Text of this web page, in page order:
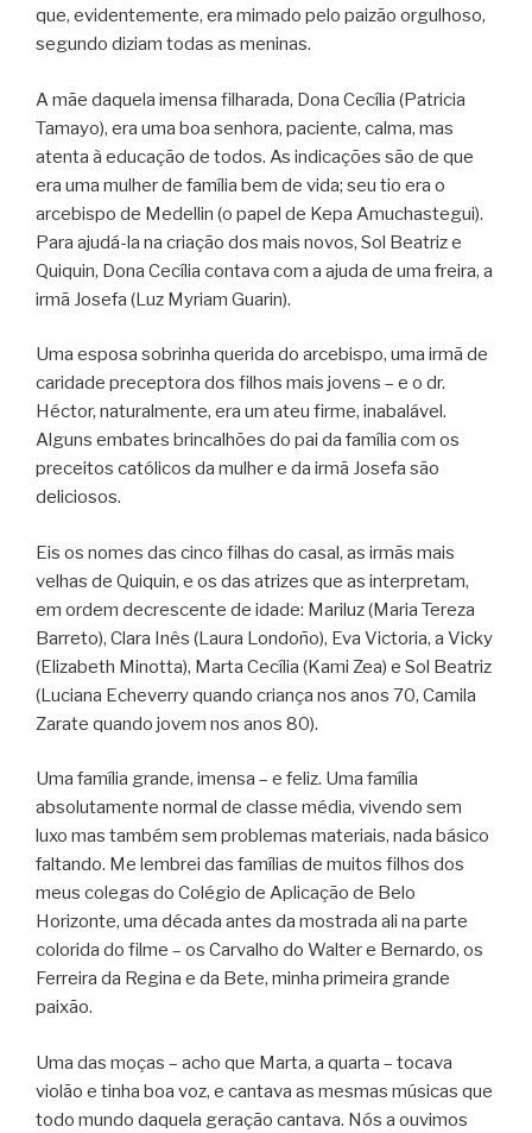
que, evidentemente, era mimado pelo paizão orgulhoso,
segundo diziam todas as meninas.
A mãe daquela imensa filharada, Dona Cecília (Patricia
Tamayo), era uma boa senhora, paciente, calma, mas
atenta à educação de todos. As indicações são de que
era uma mulher de família bem de vida; seu tio era o
arcebispo de Medellin (o papel de Kepa Amuchastegui).
Para ajudá-la na criação dos mais novos, Sol Beatriz e
Quiquin, Dona Cecília contava com a ajuda de uma freira, a
irmã Josefa (Luz Myriam Guarin).
Uma esposa sobrinha querida do arcebispo, uma irmã de
caridade preceptora dos filhos mais jovens – e o dr.
Héctor, naturalmente, era um ateu firme, inabalável.
Alguns embates brincalhões do pai da família com os
preceitos católicos da mulher e da irmã Josefa são
deliciosos.
Eis os nomes das cinco filhas do casal, as irmãs mais
velhas de Quiquin, e os das atrizes que as interpretam,
em ordem decrescente de idade: Mariluz (Maria Tereza
Barreto), Clara Inês (Laura Londoño), Eva Victoria, a Vicky
(Elizabeth Minotta), Marta Cecília (Kami Zea) e Sol Beatriz
(Luciana Echeverry quando criança nos anos 70, Camila
Zarate quando jovem nos anos 80).
Uma família grande, imensa – e feliz. Uma família
absolutamente normal de classe média, vivendo sem
luxo mas também sem problemas materiais, nada básico
faltando. Me lembrei das famílias de muitos filhos dos
meus colegas do Colégio de Aplicação de Belo
Horizonte, uma década antes da mostrada ali na parte
colorida do filme – os Carvalho do Walter e Bernardo, os
Ferreira da Regina e da Bete, minha primeira grande
paixão.
Uma das moças – acho que Marta, a quarta – tocava
violão e tinha boa voz, e cantava as mesmas músicas que
todo mundo daquela geração cantava. Nós a ouvimos